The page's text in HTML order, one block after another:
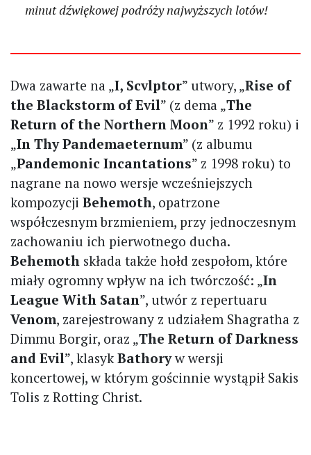
minut dźwiękowej podróży najwyższych lotów!
Dwa zawarte na „I, Scvlptor” utwory, „Rise of
the Blackstorm of Evil” (z dema „The
Return of the Northern Moon” z 1992 roku) i
„In Thy Pandemaeternum” (z albumu
„Pandemonic Incantations” z 1998 roku) to
nagrane na nowo wersje wcześniejszych
kompozycji Behemoth, opatrzone
współczesnym brzmieniem, przy jednoczesnym
zachowaniu ich pierwotnego ducha.
Behemoth składa także hołd zespołom, które
miały ogromny wpływ na ich twórczość: „In
League With Satan”, utwór z repertuaru
Venom, zarejestrowany z udziałem Shagratha z
Dimmu Borgir, oraz „The Return of Darkness
and Evil”, klasykBathoryw wersji
koncertowej, w którym gościnnie wystąpił Sakis
Tolis z Rotting Christ.